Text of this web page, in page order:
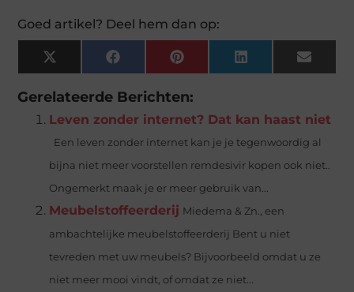
Goed artikel? Deel hem dan op:
X
(Twitter)
Facebook Pinterest LinkedIn Email
Gerelateerde Berichten:
Leven zonder internet? Dat kan haast niet
Een leven zonder internet kan je je tegenwoordig al
bijna niet meer voorstellen remdesivir kopen ook niet..
Ongemerkt maak je er meer gebruik van...
Meubelstoffeerderij Miedema & Zn., een
ambachtelijke meubelstoffeerderij Bent u niet
tevreden met uw meubels? Bijvoorbeeld omdat u ze
niet meer mooi vindt, of omdat ze niet...